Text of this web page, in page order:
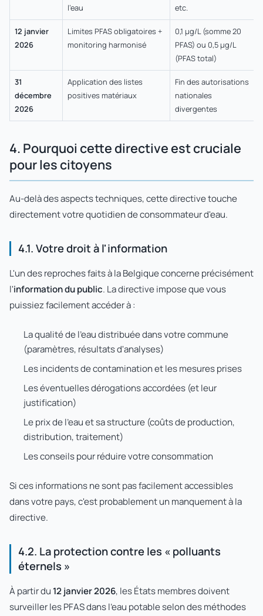
l'eau
etc.
12 janvier
2026
Limites PFAS obligatoires +
monitoring harmonisé
0,1 µg/L (somme 20
PFAS) ou 0,5 µg/L
(PFAS total)
31
décembre
2026
Application des listes
positives matériaux
Fin des autorisations
nationales
divergentes
4. Pourquoi cette directive est cruciale
pour les citoyens
Au-delà des aspects techniques, cette directive touche
directement votre quotidien de consommateur d'eau.
4.1. Votre droit à l'information
L'un des reproches faits à la Belgique concerne précisément
l'information du public. La directive impose que vous
puissiez facilement accéder à :
La qualité de l'eau distribuée dans votre commune
(paramètres, résultats d'analyses)
Les incidents de contamination et les mesures prises
Les éventuelles dérogations accordées (et leur
justification)
Le prix de l'eau et sa structure (coûts de production,
distribution, traitement)
Les conseils pour réduire votre consommation
Si ces informations ne sont pas facilement accessibles
dans votre pays, c'est probablement un manquement à la
directive.
4.2. La protection contre les « polluants
éternels »
À partir du 12 janvier 2026, les États membres doivent
surveiller les PFAS dans l'eau potable selon des méthodes